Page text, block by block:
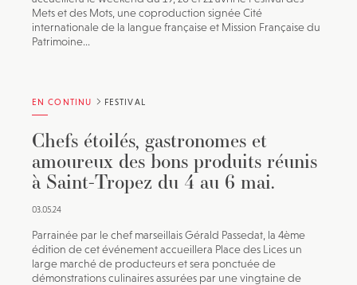
Mets et des Mots, une coproduction signée Cité
internationale de la langue française et Mission Française du
Patrimoine...
EN CONTINU FESTIVAL
Chefs étoilés, gastronomes et
amoureux des bons produits réunis
à Saint-Tropez du 4 au 6 mai.
03.05.24
Parrainée par le chef marseillais Gérald Passedat, la 4ème
édition de cet événement accueillera Place des Lices un
large marché de producteurs et sera ponctuée de
démonstrations culinaires assurées par une vingtaine de